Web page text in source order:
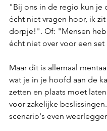
"Bij ons in de regio kun je
écht niet vragen hoor, ik
dorpje!". Of: "Mensen
écht niet over voor een
Maar dit is allemaal
wat je in je hoofd aan de
zetten en plaats moet
voor zakelijke
scenario's even